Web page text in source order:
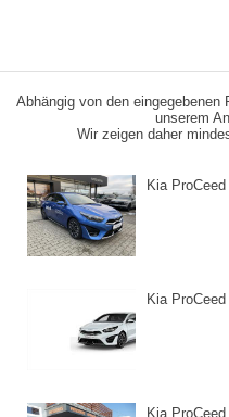
Abhängig von den eingegebenen
unserem
Wir zeigen daher
Kia
Kia
Kia